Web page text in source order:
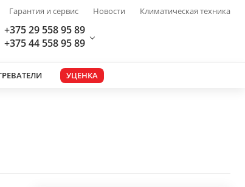
Гарантия и сервис Новости Климатическая техника
+375 29 558 95 89
+375 44 558 95 89
УЦЕНКА